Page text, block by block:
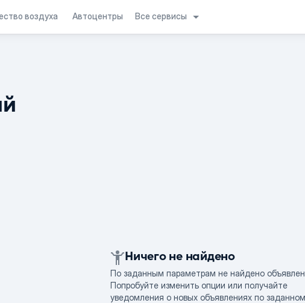
воздуха Автоцентры Все сервисы
Ничего не найдено
По заданным параметрам не найдено
Попробуйте изменить опции или получайте
уведомления о новых объявлениях по